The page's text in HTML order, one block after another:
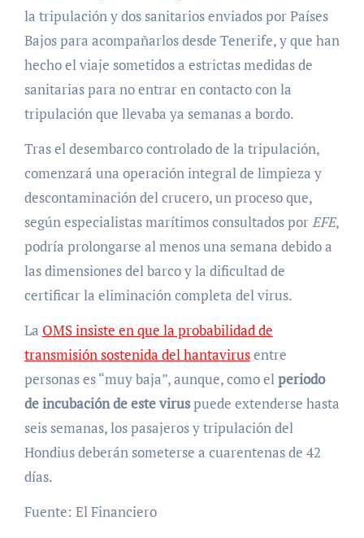
la tripulación y dos sanitarios enviados por Países
Bajos para acompañarlos desde Tenerife, y que han
hecho el viaje sometidos a estrictas medidas de
sanitarias para no entrar en contacto con la
tripulación que llevaba ya semanas a bordo.
Tras el desembarco controlado de la tripulación,
comenzará una operación integral de limpieza y
descontaminación del crucero, un proceso que,
según especialistas marítimos consultados porEFE,
podría prolongarse al menos una semana debido a
las dimensiones del barco y la dificultad de
certificar la eliminación completa del virus.
La OMS insiste en que la probabilidad de
transmisión sostenida del hantavirusentre
personas es “muy baja”, aunque, como elperiodo
de incubación de este viruspuede extenderse hasta
seis semanas, los pasajeros y tripulación del
Hondius deberán someterse a cuarentenas de 42
días.
Fuente: El Financiero